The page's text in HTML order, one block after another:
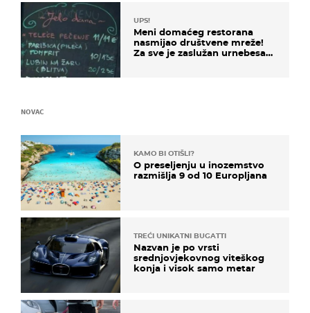
UPS!
Meni domaćeg restorana
nasmijao društvene mreže!
Za sve je zaslužan urnebesan
NOVAC
KAMO BI OTIŠLI?
O preseljenju u inozemstvo
razmišlja 9 od 10 Europljana
TREĆI UNIKATNI BUGATTI
Nazvan je po vrsti
srednjovjekovnog viteškog
konja i visok samo metar